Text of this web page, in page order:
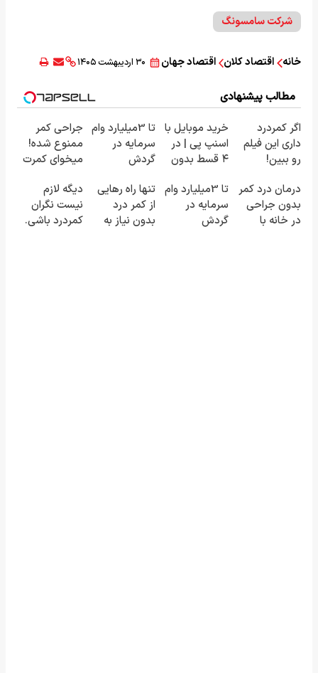
شرکت سامسونگ
خانه اقتصاد کلان اقتصاد جهان ۳۰ اردیبهشت ۱۴۰۵
مطالب پیشنهادی
اگر کمردرد
داری این فیلم
رو ببین!
رو پر کن◖
خرید موبایل با
اسنپ پی | در
۴ قسط بدون
تا 3میلیارد وام
سرمایه در
گردش
فروشگاهت رو
ثبت کن
جراحی کمر
ممنوع شده!
میخوای کمرت
درمان کنی؟
((پرسش‌نامه))
درمان درد کمر
بدون جراحی
در خانه با
تا 3میلیارد وام
سرمایه در
گردش
تنها راه رهایی
از کمر درد
بدون نیاز به
دیگه لازم
نیست نگران
کمردرد باشی.